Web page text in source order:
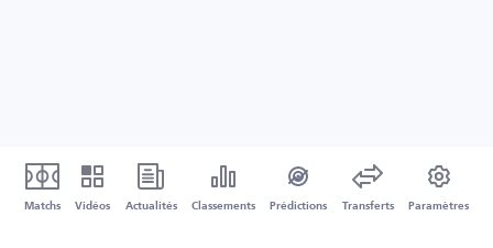
Matchs Vidéos Actualités Classements Prédictions Transferts Paramètres